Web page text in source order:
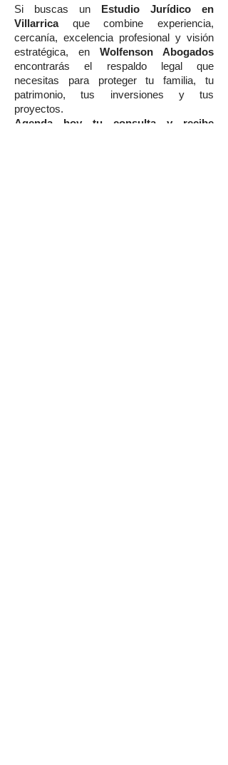
Si buscas un
Estudio Jurídico en
Villarricaque combine experiencia,
cercanía, excelencia profesional y visión
estratégica, en Wolfenson Abogados
encontrarás el respaldo legal que
necesitas para proteger tu familia, tu
patrimonio, tus inversiones y tus
proyectos.
Agenda hoy tu consulta y recibe